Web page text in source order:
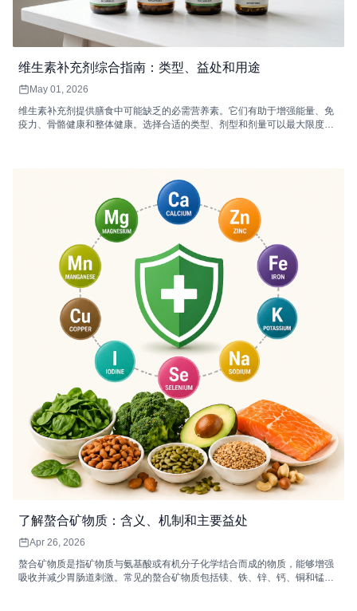
维生素补充剂综合指南：类型、益处和用途
May 01, 2026
维生素补充剂提供膳食中可能缺乏的必需营养素。它们有助于增强能量、免
疫力、骨骼健康和整体健康。选择合适的类型、剂型和剂量可以最大限度地
了解螯合矿物质：含义、机制和主要益处
Apr 26, 2026
螯合矿物质是指矿物质与氨基酸或有机分子化学结合而成的物质，能够增强
吸收并减少胃肠道刺激。常见的螯合矿物质包括镁、铁、锌、钙、铜和锰，